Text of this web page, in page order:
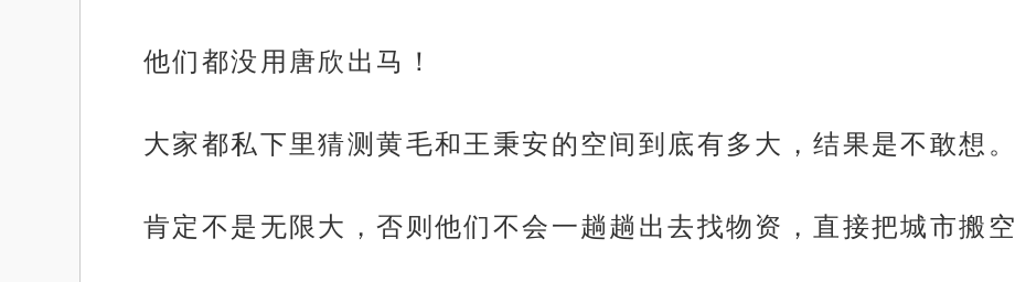
他们都没用唐欣出马！
大家都私下里猜测黄毛和王秉安的空间到底有多大，结果是不敢想。
肯定不是无限大，否则他们不会一趟趟出去找物资，直接把城市搬空